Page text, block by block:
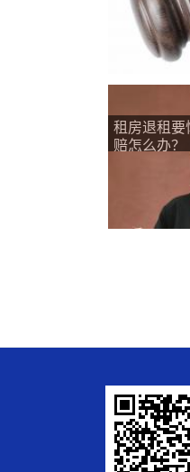
租房退租要
赔怎么办？